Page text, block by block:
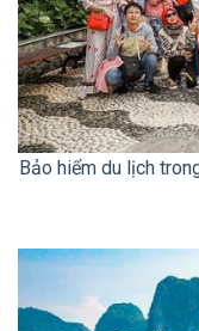
Bảo hiểm du lịch